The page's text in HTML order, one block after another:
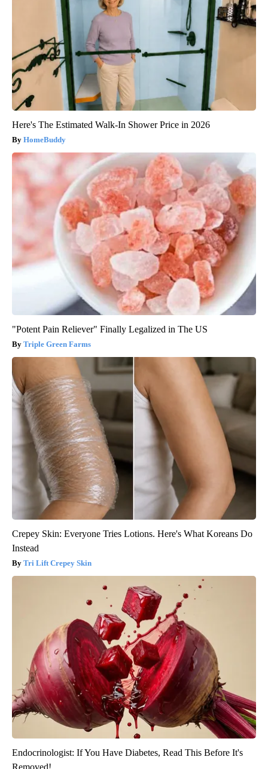
Here's The Estimated Walk-In Shower Price in 2026
HomeBuddy
"Potent Pain Reliever" Finally Legalized in The US
Triple Green Farms
Crepey Skin: Everyone Tries Lotions. Here's What Koreans Do
Instead
Tri Lift Crepey Skin
Endocrinologist: If You Have Diabetes, Read This Before It's
Removed!